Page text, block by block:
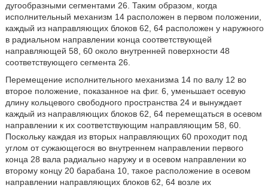
дугообразными сегментами 26. Таким образом, когда
исполнительный механизм 14 расположен в первом положении,
каждый из направляющих блоков 62, 64 расположен у наружного
в радиальном направлении конца соответствующей
направляющей 58, 60 около внутренней поверхности 48
соответствующего сегмента 26.
Перемещение исполнительного механизма 14 по валу 12 во
второе положение, показанное на фиг. 6, уменьшает осевую
длину кольцевого свободного пространства 24 и вынуждает
каждый из направляющих блоков 62, 64 перемещаться в осевом
направлении к их соответствующим направляющим 58, 60.
Поскольку каждая из вторых направляющих 60 проходит под
углом от сужающегося во внутреннем направлении первого
конца 28 вала радиально наружу и в осевом направлении ко
второму концу 20 барабана 10, такое расположение в осевом
направлении направляющих блоков 62, 64 возле их